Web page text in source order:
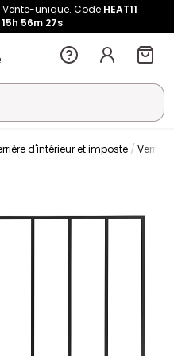
Vente-unique. Code HEAT11
15h 56m 27s
d'intérieur et imposte Verrière